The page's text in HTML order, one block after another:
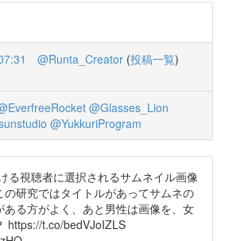
@Runta_Creator (投稿一覧)
@Glasses_Lion
@YukkuriProgram
る視聴者に選択されるサムネイル画像
の研究ではタイトルがあってサムネの
る方がよく、あと男性は画像を、女
https://t.co/bedVJoIZLS